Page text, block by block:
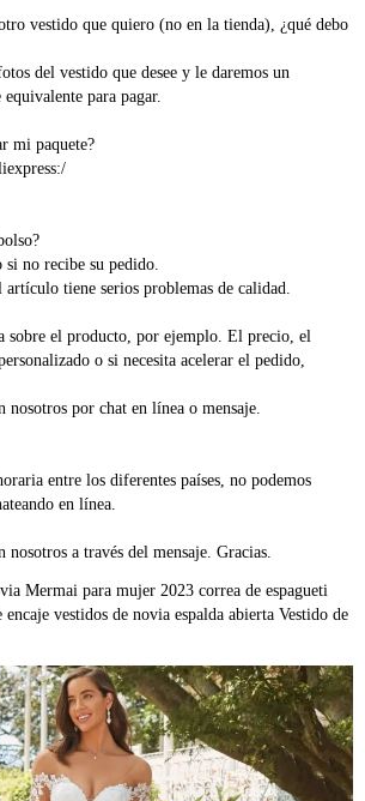
vestido que quiero (no en la tienda), ¿qué debo
del vestido que desee y le daremos un
para pagar.
mi paquete?
si no recibe su pedido.
tiene serios problemas de calidad.
sobre el producto, por ejemplo. El precio, el
o si necesita acelerar el pedido,
nosotros por chat en línea o mensaje.
entre los diferentes países, no podemos
en línea.
nosotros a través del mensaje. Gracias.
Mermai para mujer 2023 correa de espagueti
vestidos de novia espalda abierta Vestido de